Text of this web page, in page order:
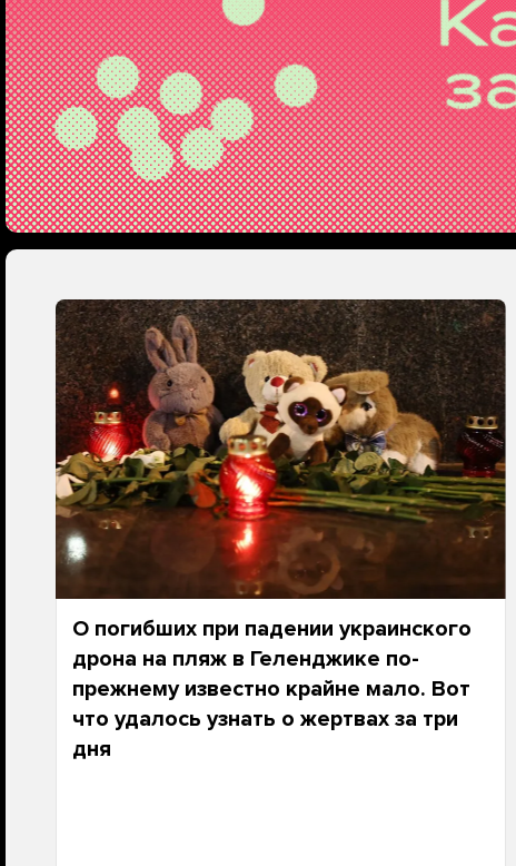
О погибших при падении украинского
дрона на пляж в Геленджике по-
прежнему известно крайне мало. Вот
что удалось узнать о жертвах за три
дня